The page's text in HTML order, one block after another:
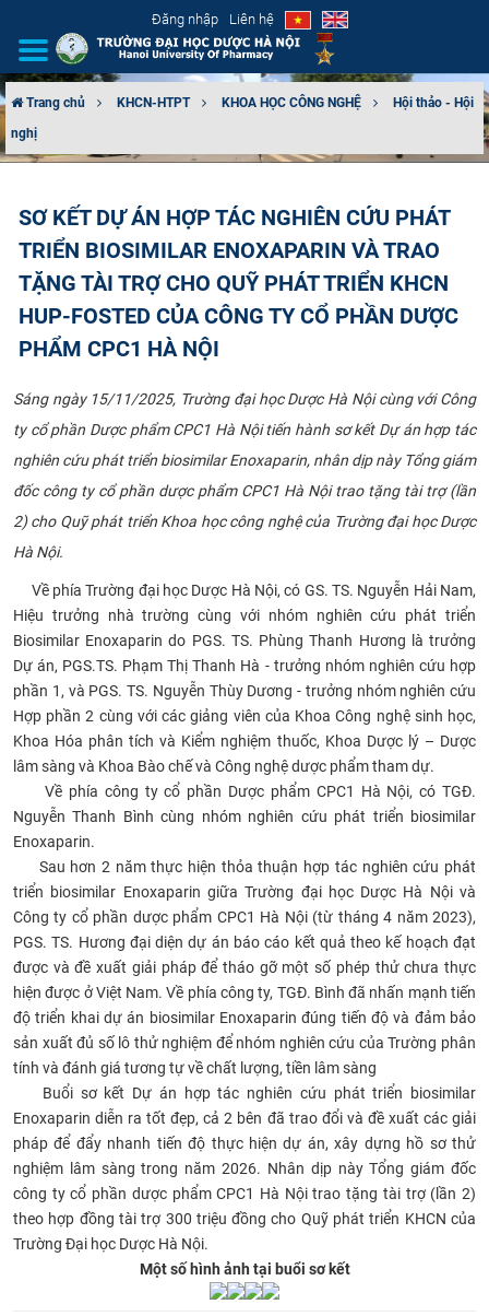
Đăng nhập Liên hệ
GIỚI THIỆU
TUYỂN SINH
ĐÀO TẠO
ĐẢM BẢO CHẤT LƯỢNG
KHOA HỌC CÔNG NGHỆ
HTQT
CỰU NGƯỜI HỌC
Trang chủ KHCN-HTPT KHOA HỌC CÔNG NGHỆ
Hội thảo - Hội
nghị
SƠ KẾT DỰ ÁN HỢP TÁC NGHIÊN CỨU PHÁT
TRIỂN BIOSIMILAR ENOXAPARIN VÀ TRAO
TẶNG TÀI TRỢ CHO QUỸ PHÁT TRIỂN KHCN
HUP-FOSTED CỦA CÔNG TY CỔ PHẦN DƯỢC
PHẨM CPC1 HÀ NỘI
Sáng ngày 15/11/2025, Trường đại học Dược Hà Nội cùng với Công
ty cổ phần Dược phẩm CPC1 Hà Nội tiến hành sơ kết Dự án hợp tác
nghiên cứu phát triển biosimilar Enoxaparin, nhân dịp này Tổng giám
đốc công ty cổ phần dược phẩm CPC1 Hà Nội trao tặng tài trợ (lần
2) cho Quỹ phát triển Khoa học công nghệ của Trường đại học Dược
Hà Nội.
Về phía Trường đại học Dược Hà Nội, có GS. TS. Nguyễn Hải Nam,
Hiệu trưởng nhà trường cùng với nhóm nghiên cứu phát triển
Biosimilar Enoxaparin do PGS. TS. Phùng Thanh Hương là trưởng
Dự án, PGS.TS. Phạm Thị Thanh Hà - trưởng nhóm nghiên cứu hợp
phần 1, và PGS. TS. Nguyễn Thùy Dương - trưởng nhóm nghiên cứu
Hợp phần 2 cùng với các giảng viên của Khoa Công nghệ sinh học,
Khoa Hóa phân tích và Kiểm nghiệm thuốc, Khoa Dược lý – Dược
lâm sàng và Khoa Bào chế và Công nghệ dược phẩm tham dự.
Về phía công ty cổ phần Dược phẩm CPC1 Hà Nội, có TGĐ.
Nguyễn Thanh Bình cùng nhóm nghiên cứu phát triển biosimilar
Enoxaparin.
Sau hơn 2 năm thực hiện thỏa thuận hợp tác nghiên cứu phát
triển biosimilar Enoxaparin giữa Trường đại học Dược Hà Nội và
Công ty cổ phần dược phẩm CPC1 Hà Nội (từ tháng 4 năm 2023),
PGS. TS. Hương đại diện dự án báo cáo kết quả theo kế hoạch đạt
được và đề xuất giải pháp để tháo gỡ một số phép thử chưa thực
hiện được ở Việt Nam. Về phía công ty, TGĐ. Bình đã nhấn mạnh tiến
độ triển khai dự án biosimilar Enoxaparin đúng tiến độ và đảm bảo
sản xuất đủ số lô thử nghiệm để nhóm nghiên cứu của Trường phân
tính và đánh giá tương tự về chất lượng, tiền lâm sàng
Buổi sơ kết Dự án hợp tác nghiên cứu phát triển biosimilar
Enoxaparin diễn ra tốt đẹp, cả 2 bên đã trao đổi và đề xuất các giải
pháp để đẩy nhanh tiến độ thực hiện dự án, xây dựng hồ sơ thử
nghiệm lâm sàng trong năm 2026. Nhân dịp này Tổng giám đốc
công ty cổ phần dược phẩm CPC1 Hà Nội trao tặng tài trợ (lần 2)
theo hợp đồng tài trợ 300 triệu đồng cho Quỹ phát triển KHCN của
Trường Đại học Dược Hà Nội.
Một số hình ảnh tại buổi sơ kết